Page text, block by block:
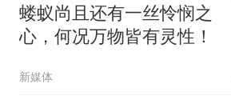
蝼蚁尚且还有一丝怜悯之
心，何况万物皆有灵性！
新媒体